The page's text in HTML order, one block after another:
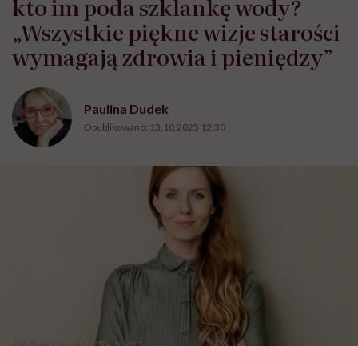
kto im poda szklankę wody?
„Wszystkie piękne wizje starości
wymagają zdrowia i pieniędzy”
Paulina Dudek
Opublikowano: 13.10.2025 12:30
fot. Tom Werner, Getty Images